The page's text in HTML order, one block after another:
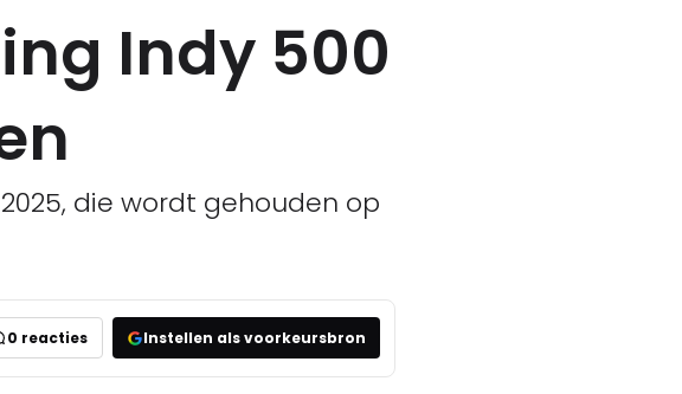
Indy 500
die wordt gehouden op
0 reacties Instellen als voorkeursbron